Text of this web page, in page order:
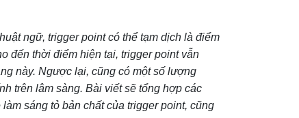
ngữ, trigger point có thể tạm dịch là điểm
đến thời điểm hiện tại, trigger point vẫn
này. Ngược lại, cũng có một số lượng
trên lâm sàng. Bài viết sẽ tổng hợp các
sáng tỏ bản chất của trigger point, cũng